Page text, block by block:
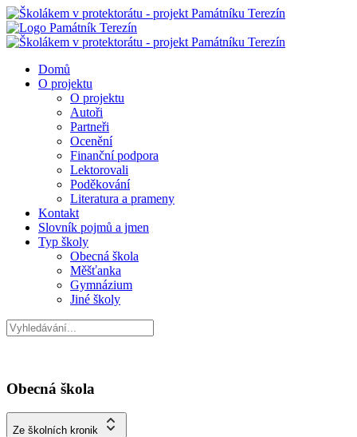
Domů
O projektu
O projektu
Autoři
Partneři
Ocenění
Finanční podpora
Lektorovali
Poděkování
Literatura a prameny
Kontakt
Slovník pojmů a jmen
Typ školy
Obecná škola
Měšťanka
Gymnázium
Jiné školy
Obecná škola
Ze školních kronik